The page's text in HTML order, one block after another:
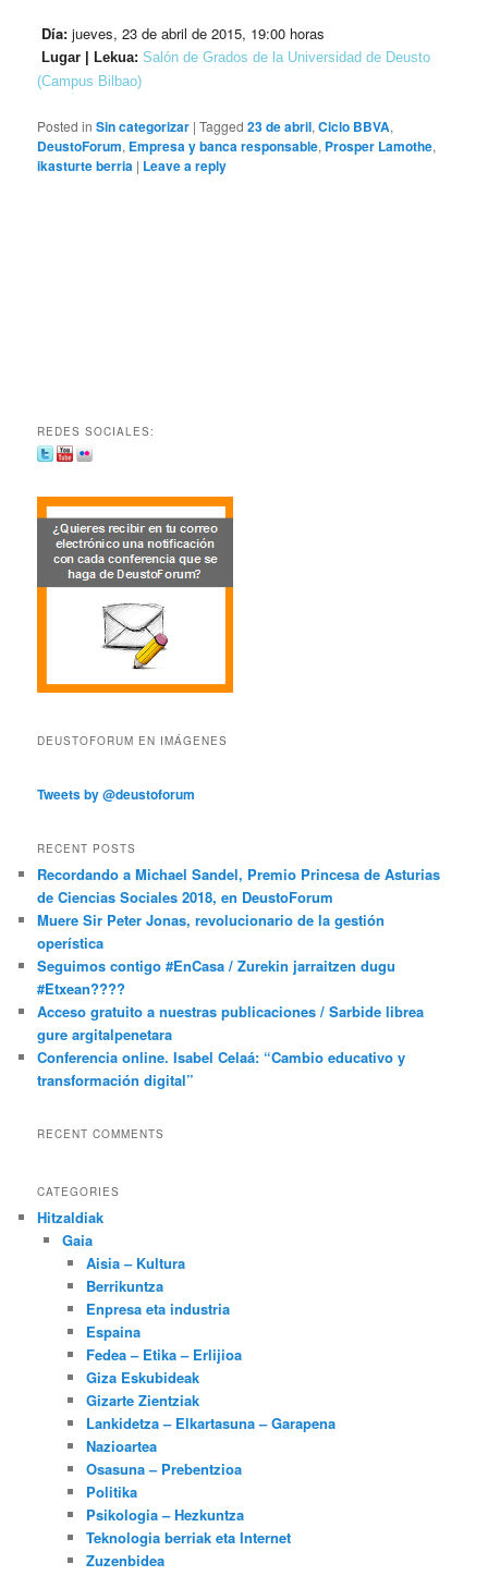
Día: jueves, 23 de abril de 2015, 19:00 horas
Lugar | Lekua:Salón de Grados de la Universidad de Deusto
(Campus Bilbao)
Posted in Sin categorizar |Tagged 23 de abril,Ciclo BBVA,
DeustoForum, Empresa y banca responsable, Prosper Lamothe,
ikasturte berria | Leave a reply
REDES SOCIALES:
DEUSTOFORUM EN IMÁGENES
Tweets by @deustoforum
RECENT POSTS
Recordando a Michael Sandel, Premio Princesa de Asturias
de Ciencias Sociales 2018, en DeustoForum
Muere Sir Peter Jonas, revolucionario de la gestión
operística
Seguimos contigo #EnCasa / Zurekin jarraitzen dugu
#Etxean????
Acceso gratuito a nuestras publicaciones / Sarbide librea
gure argitalpenetara
Conferencia online. Isabel Celaá: “Cambio educativo y
transformación digital”
RECENT COMMENTS
CATEGORIES
Hitzaldiak
Gaia
Aisia – Kultura
Berrikuntza
Enpresa eta industria
Espaina
Fedea – Etika – Erlijioa
Giza Eskubideak
Gizarte Zientziak
Lankidetza – Elkartasuna – Garapena
Nazioartea
Osasuna – Prebentzioa
Politika
Psikologia – Hezkuntza
Teknologia berriak eta Internet
Zuzenbidea